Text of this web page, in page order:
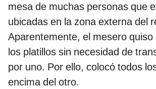
mesa de muchas personas que
ubicadas en la zona externa del
Aparentemente, el mesero quiso
los platillos sin necesidad de
por uno. Por ello, colocó todos
encima del otro.